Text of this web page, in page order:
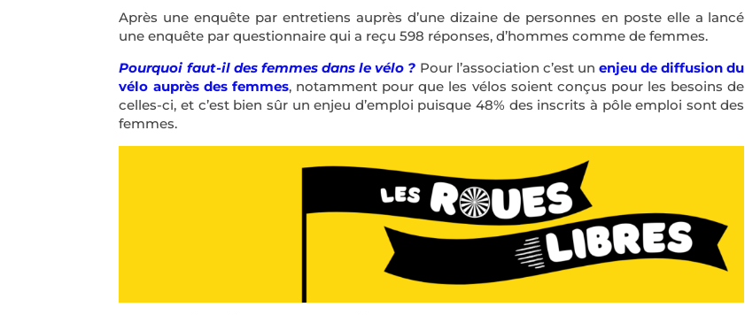
Après une enquête par entretiens auprès d’une dizaine de personnes en poste elle a lancé
une enquête par questionnaire qui a reçu 598 réponses, d’hommes comme de femmes.
Pourquoi faut-il des femmes dans le vélo ? Pour l’association c’est unenjeu de diffusion du
vélo auprès des femmes, notamment pour que les vélos soient conçus pour les besoins de
celles-ci, et c’est bien sûr un enjeu d’emploi puisque 48% des inscrits à pôle emploi sont des
femmes.